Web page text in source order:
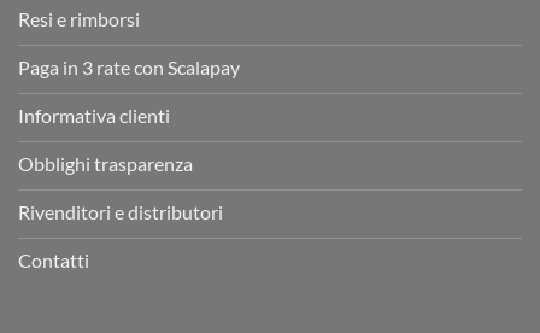
Resi e rimborsi
Paga in 3 rate con Scalapay
Informativa clienti
Obblighi trasparenza
Rivenditori e distributori
Contatti